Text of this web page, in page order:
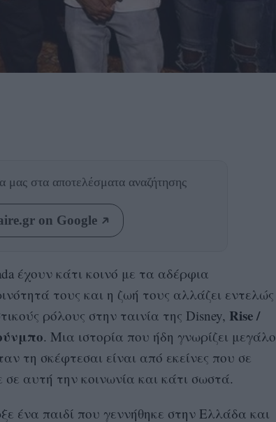
μας στα αποτελέσματα αναζήτησης
on Google
έχουν κάτι κοινό με τα αδέρφια
τους και η ζωή τους αλλάζει εντελώς
ρόλους στην ταινία της Disney, Rise /
. Μια ιστορία που ήδη γνωρίζει μεγάλο
τη σκέφτεσαι είναι από εκείνες που σε
αυτή την κοινωνία και κάτι σωστά.
ένα παιδί που γεννήθηκε στην Ελλάδα και